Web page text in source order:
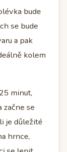
bude
se bude
a pak
kolem
minut,
začne se
je důležité
hrnce,